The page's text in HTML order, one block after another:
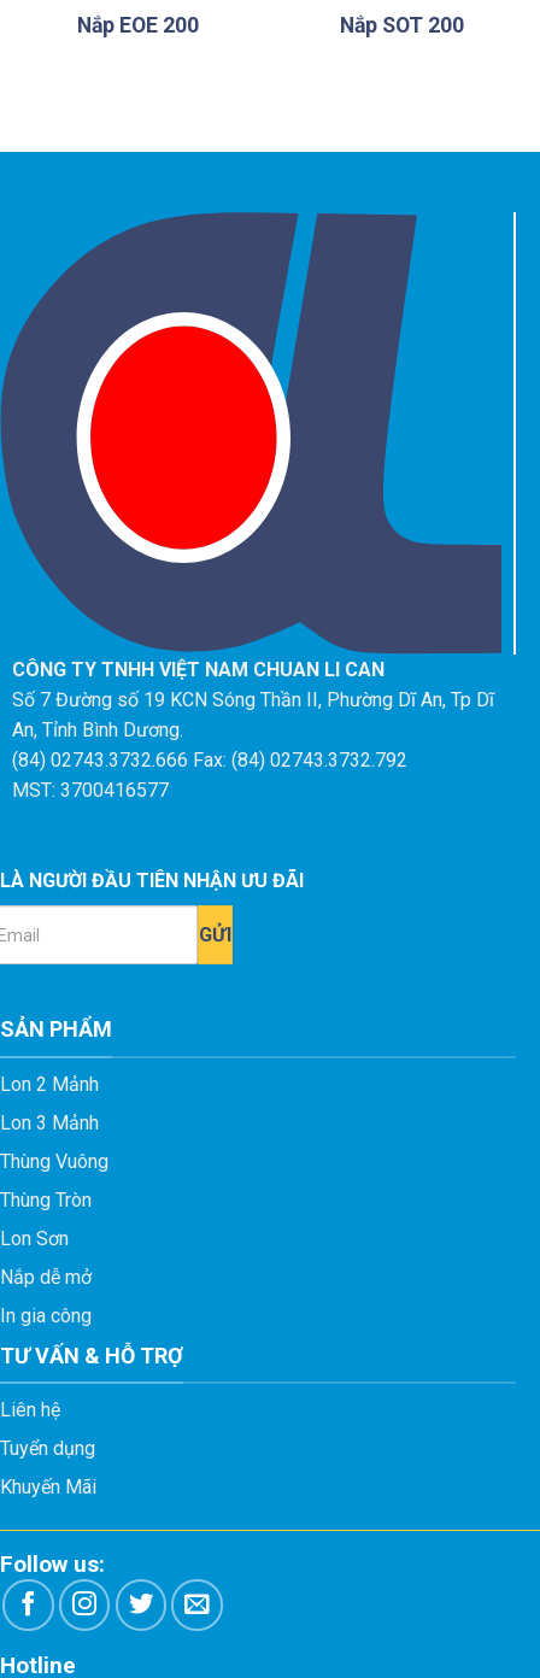
Nắp EOE 200 Nắp SOT 200
CÔNG TY TNHH VIỆT NAM CHUAN LI CAN
Số 7 Đường số 19 KCN Sóng Thần II, Phường Dĩ An, Tp Dĩ
An, Tỉnh Bình Dương.
(84) 02743.3732.666 Fax: (84) 02743.3732.792
MST: 3700416577
LÀ NGƯỜI ĐẦU TIÊN NHẬN ƯU ĐÃI
SẢN PHẨM
Lon 2 Mảnh
Lon 3 Mảnh
Thùng Vuông
Thùng Tròn
Lon Sơn
Nắp dễ mở
In gia công
TƯ VẤN & HỖ TRỢ
Liên hệ
Tuyển dụng
Khuyến Mãi
Follow us:
Hotline